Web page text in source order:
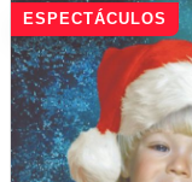
ESPECTÁCULOS